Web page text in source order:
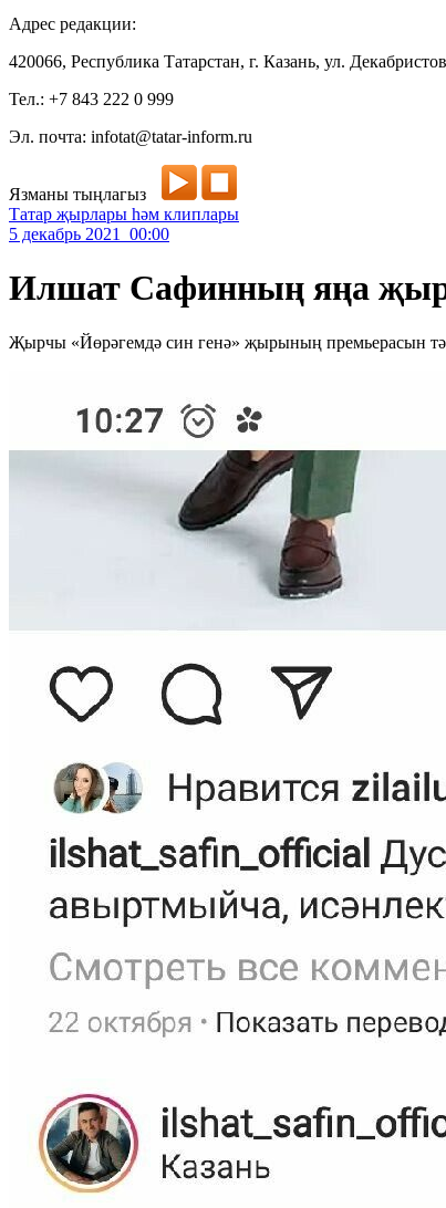
Адрес редакции:
420066, Республика Татарстан, г. Казань, ул.
Тел.: +7 843 222 0 999
Эл. почта: infotat@tatar-inform.ru
Язманы тыңлагыз
Татар җырлары һәм клиплары
5 декабрь 2021 00:00
Илшат Сафинның яңа
Җырчы «Йөрәгемдә син генә» җырының премьерасын